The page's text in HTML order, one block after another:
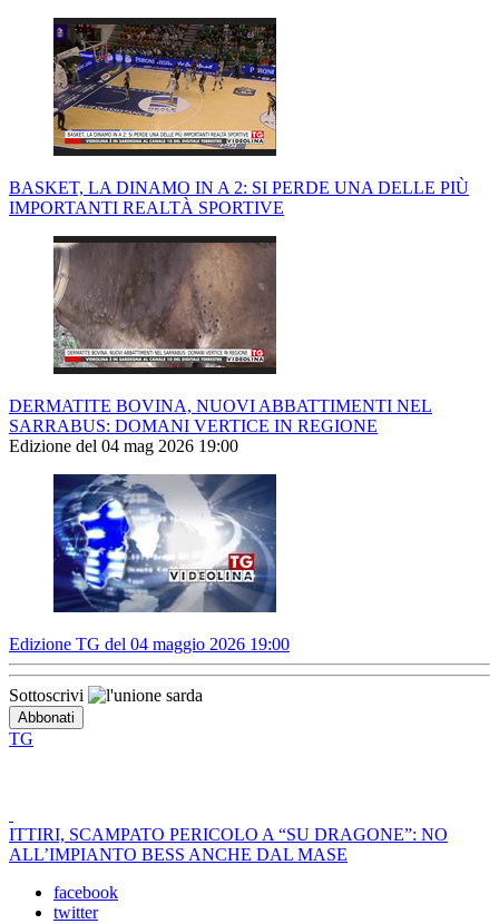
BASKET, LA DINAMO IN A 2: SI PERDE UNA DELLE PIÙ
IMPORTANTI REALTÀ SPORTIVE
DERMATITE BOVINA, NUOVI ABBATTIMENTI NEL
SARRABUS: DOMANI VERTICE IN REGIONE
Edizione del 04 mag 2026 19:00
Edizione TG del 04 maggio 2026 19:00
Sottoscrivi
TG
ITTIRI, SCAMPATO PERICOLO A “SU DRAGONE”: NO
ALL’IMPIANTO BESS ANCHE DAL MASE
facebook
twitter